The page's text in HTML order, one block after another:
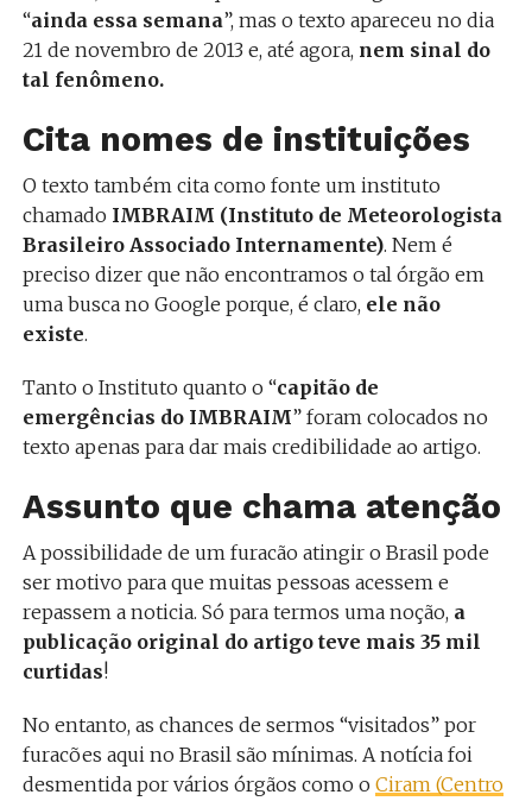
“ainda essa semana”, mas o texto apareceu no dia
21 de novembro de 2013 e, até agora, nem sinal do
tal fenômeno.
Cita nomes de instituições
O texto também cita como fonte um instituto
chamado IMBRAIM (Instituto de Meteorologista
Brasileiro Associado Internamente). Nem é
preciso dizer que não encontramos o tal órgão em
uma busca no Google porque, é claro, ele não
existe.
Tanto o Instituto quanto o “capitão de
emergências do IMBRAIM” foram colocados no
texto apenas para dar mais credibilidade ao artigo.
Assunto que chama atenção
A possibilidade de um furacão atingir o Brasil pode
ser motivo para que muitas pessoas acessem e
repassem a noticia. Só para termos uma noção, a
publicação original do artigo teve mais 35 mil
curtidas!
No entanto, as chances de sermos “visitados” por
furacões aqui no Brasil são mínimas. A notícia foi
desmentida por vários órgãos como o Ciram (Centro